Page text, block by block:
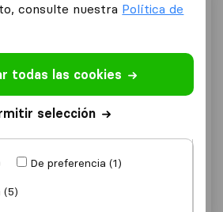
Detalles
consulte nuestra Política de
todas las cookies
selección
De preferencia (1)
(5)